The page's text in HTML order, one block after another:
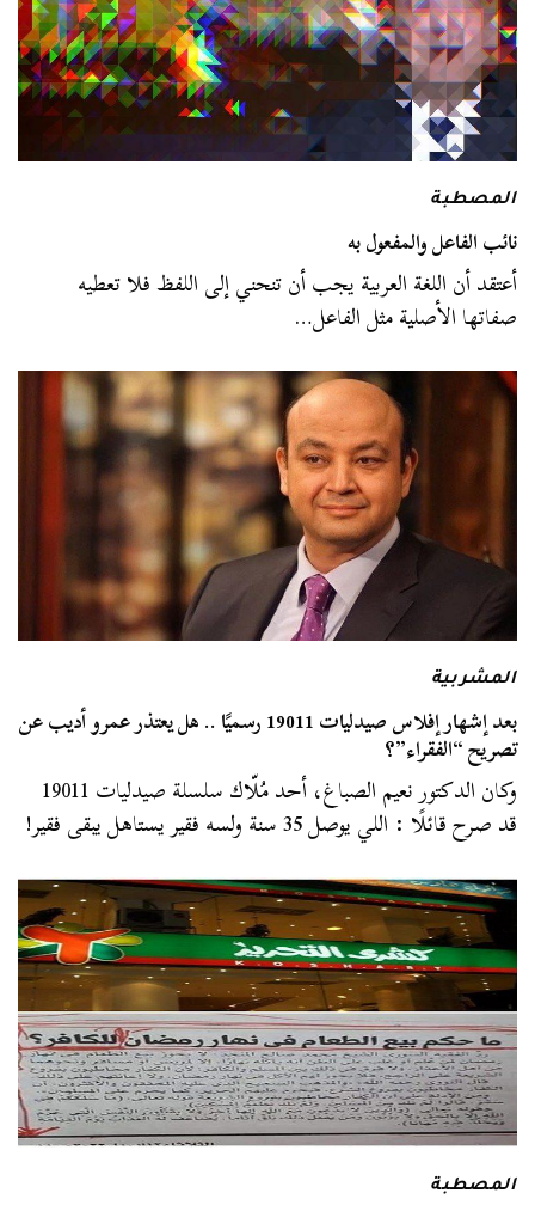
المصطبة
نائب الفاعل والمفعول به
أعتقد أن اللغة العربية يجب أن تنحني إلى اللفظ فلا تعطيه
صفاتها الأصلية مثل الفاعل…
المشربية
بعد إشهار إفلاس صيدليات 19011 رسميًا .. هل يعتذر عمرو أديب عن
تصريح “الفقراء”؟
وكان الدكتور نعيم الصباغ، أحد مُلّاك سلسلة صيدليات 19011
قد صرح قائلًا : اللي يوصل 35 سنة ولسه فقير يستاهل يبقى فقير!
المصطبة